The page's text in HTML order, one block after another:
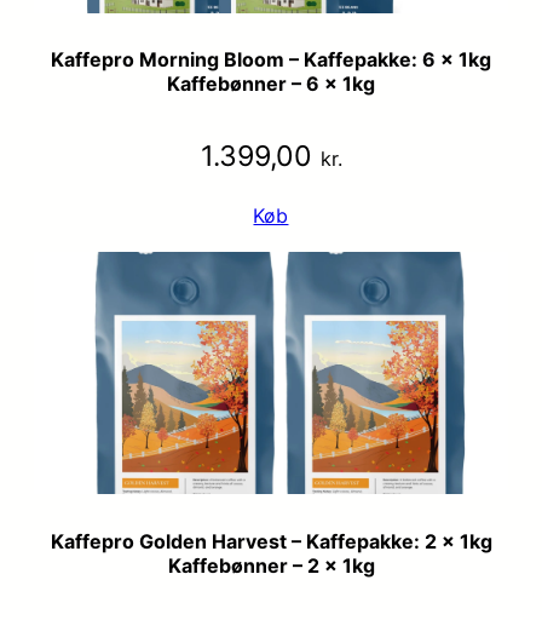
Kaffepro Morning Bloom – Kaffepakke: 6 x 1kg
Kaffebønner – 6 x 1kg
1.399,00 kr.
Køb
Kaffepro Golden Harvest – Kaffepakke: 2 x 1kg
Kaffebønner – 2 x 1kg